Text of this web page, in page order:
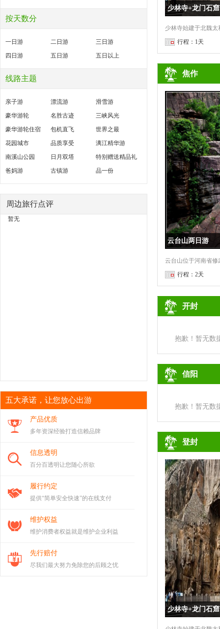
按天数分
一日游 二日游
三日游
四日游
五日游 五日以上
线路主题
亲子游 漂流游
滑雪游
豪华游轮
名胜古迹
三峡风光
豪华游轮住宿
包机直飞
世界之最
花园城市
品质享受
漓江精华游
南溪山公园
日月双塔
特别赠送精品礼
品一份
爸妈游 古镇游
周边旅行点评
暂无
五大承诺，让您放心出游
产品优质
多年资深经验打造信赖品牌
信息透明
百分百透明让您随心所欲
履行约定
提供“简单安全快速”的在线支付
维护权益
维护消费者权益就是维护企业利益
先行赔付
尽我们最大努力免除您的后顾之忧
少林寺+龙门石
行程：1天
焦作
云台山两日游
行程：2天
开封
抱歉！暂无数
信阳
抱歉！暂无数
登封
少林寺+龙门石